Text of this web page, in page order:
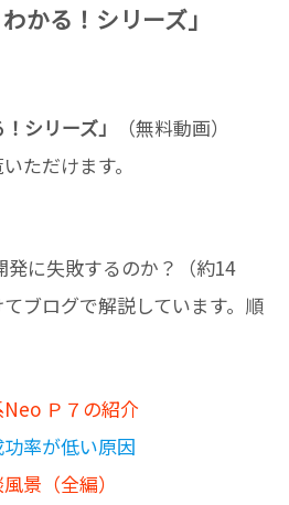
かる！シリーズ」
シリーズ」
（無料動画）
ただけます。
発に失敗するのか？（約14
ブログで解説しています。順
Ｐ７の紹介
率が低い原因
景（全編）